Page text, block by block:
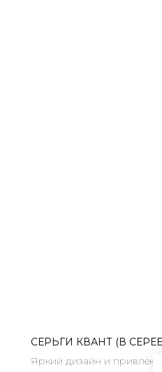
СЕРЬГИ КВАНТ (В
Яркий дизайн и